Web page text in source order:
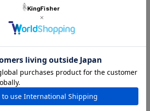
レジットデザイン スクアド SKS610ML-SEABASS
ストラクチャー撃ちを容易にするバーサタイルスピニング
モデル
レジットデザイン スクアド SKS66ML-SEABASS
ストラクチャー撃ちを容易にするバーサタイルスピニング
モデル
価格： 29,502円(税込)